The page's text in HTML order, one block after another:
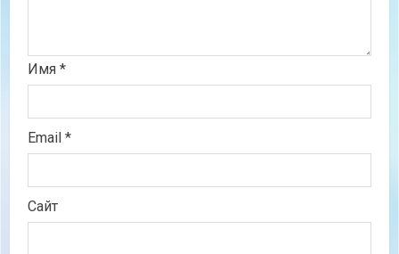
Имя *
Email *
Сайт